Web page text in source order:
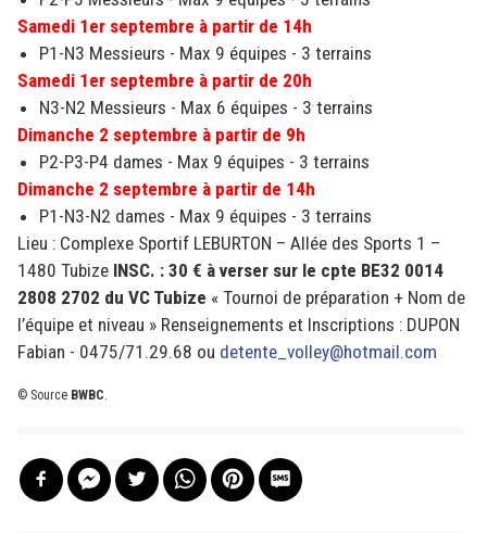
Samedi 1er septembre à partir de 14h
P1-N3 Messieurs - Max 9 équipes - 3 terrains
Samedi 1er septembre à partir de 20h
N3-N2 Messieurs - Max 6 équipes - 3 terrains
Dimanche 2 septembre à partir de 9h
P2-P3-P4 dames - Max 9 équipes - 3 terrains
Dimanche 2 septembre à partir de 14h
P1-N3-N2 dames - Max 9 équipes - 3 terrains
Lieu : Complexe Sportif LEBURTON – Allée des Sports 1 –
1480 Tubize INSC. : 30 € à verser sur le cpte BE32 0014
2808 2702 du VC Tubize « Tournoi de préparation + Nom de
l’équipe et niveau » Renseignements et Inscriptions : DUPON
Fabian - 0475/71.29.68 ou detente_volley@hotmail.com
© Source BWBC.